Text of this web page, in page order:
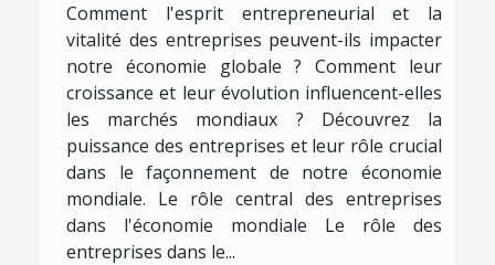
Comment l'esprit entrepreneurial et la
vitalité des entreprises peuvent-ils impacter
notre économie globale ? Comment leur
croissance et leur évolution influencent-elles
les marchés mondiaux ? Découvrez la
puissance des entreprises et leur rôle crucial
dans le façonnement de notre économie
mondiale. Le rôle central des entreprises
dans l'économie mondiale Le rôle des
entreprises dans le...